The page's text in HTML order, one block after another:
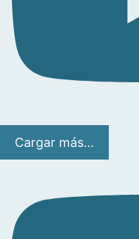
Cargar más...